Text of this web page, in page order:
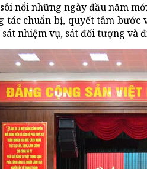
nổi những ngày đầu năm
chuẩn bị, quyết tâm bước
nhiệm vụ, sát đối tượng và